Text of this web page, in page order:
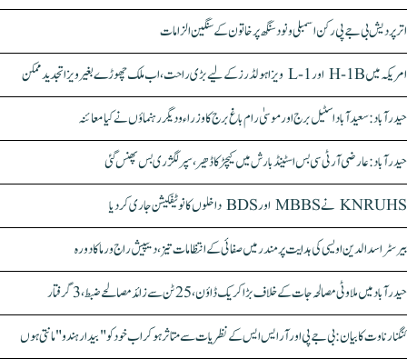
اتر پردیش بی جے پی رکن اسمبلی ونود سنگھ پر خاتون کے سنگین الزامات
امریکہ میں H-1B اور L-1 ویزا ہولڈرز کے لیے بڑی راحت، اب ملک چھوڑے بغیر ویزا تجدید ممکن
حیدرآباد: سعیدآباد اسٹیل برج اور موسیٰ رام باغ برج کا وزراء و دیگر رہنماؤں نے کیا معائنہ
حیدرآباد: عارضی آر ٹی سی بس اسٹینڈ بارش میں کیچڑ کا ڈھیر، سپر لگژری بس پھنس گئی
KNRUHS نے MBBS اور BDS داخلوں کا نوٹیفکیشن جاری کر دیا
بیرسٹر اسدالدین اویسی کی ہدایت پر مندر میں صفائی کے انتظامات تیز، دیپیش راج ورما کا دورہ
حیدرآباد میں ملاوٹی مصالحہ جات کے خلاف بڑا کریک ڈاؤن، 25 ٹن سے زائد مصالحے ضبط، 3 گرفتار
کنگنا رناوت کا بیان: بی جے پی اور آر ایس ایس کے نظریات سے متاثر ہو کر اب خود کو "بیدار ہندو" مانتی ہوں